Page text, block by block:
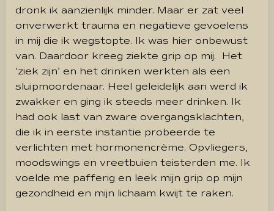
dronk ik aanzienlijk minder. Maar er zat veel
onverwerkt trauma en negatieve gevoelens
in mij die ik wegstopte. Ik was hier onbewust
van. Daardoor kreeg ziekte grip op mij. Het
‘ziek zijn’ en het drinken werkten als een
sluipmoordenaar. Heel geleidelijk aan werd ik
zwakker en ging ik steeds meer drinken. Ik
had ook last van zware overgangsklachten,
die ik in eerste instantie probeerde te
verlichten met hormonencrème. Opvliegers,
moodswings en vreetbuien teisterden me. Ik
voelde me pafferig en leek mijn grip op mijn
gezondheid en mijn lichaam kwijt te raken.